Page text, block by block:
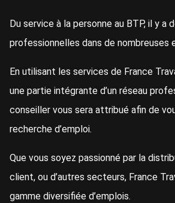
Du service à la personne au BTP, il y a
professionnelles dans de nombreuses
En utilisant les services de France
une partie intégrante d’un réseau
conseiller vous sera attribué afin de
recherche d’emploi.
Que vous soyez passionné par la
client, ou d’autres secteurs, France
gamme diversifiée d’emplois.